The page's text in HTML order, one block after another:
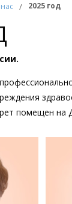
/ 2025 год
помещен на